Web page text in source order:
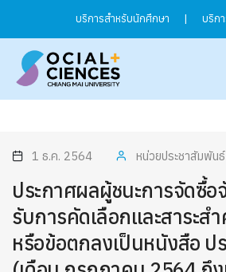
บริการสำหรับนักศึกษา | บริก
1 ธ.ค. 2564 หน่วยประชาสัมพันธ์
ประกาศผลผู้ชนะการจัดซื้อ
รับการคัดเลือกและสาระ
หรือข้อตกลงเป็นหนังสือ ป